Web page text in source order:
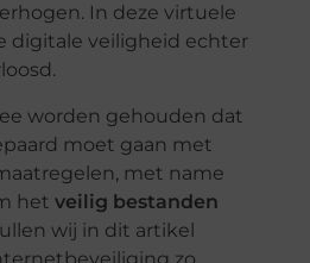
In deze virtuele
digitale veiligheid echter
worden gehouden dat
moet gaan met
met name
hetveilig bestanden
wij in dit artikel